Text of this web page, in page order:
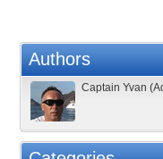
Authors
Captain Yvan